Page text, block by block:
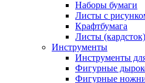
Наборы бумаги
Листы с
Крафтбумага
Листы (кардсток)
Инструменты
Инструменты
Фигурные
Фигурные